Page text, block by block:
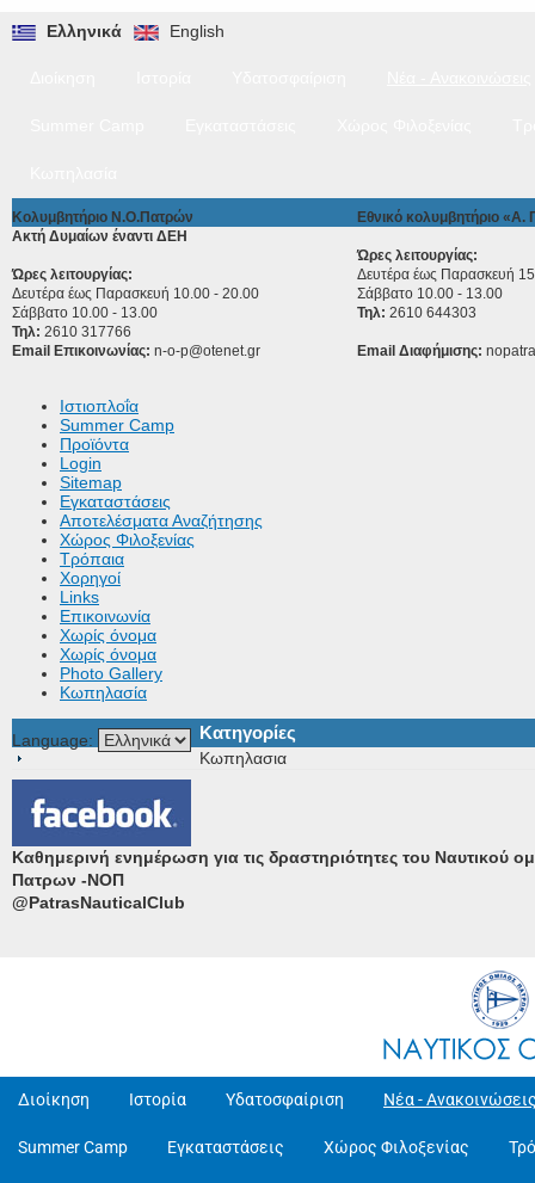
Ελληνικά English
Κολυμβητήριο Ν.Ο.Πατρών
Ακτή Δυμαίων έναντι ΔΕΗ
Ώρες λειτουργίας:
Δευτέρα έως Παρασκευή 10.00 - 20.00
Σάββατο 10.00 - 13.00
Τηλ: 2610 317766
Email Επικοινωνίας: n-o-p@otenet.gr
Εθνικό κολυμβητήριο «Α.
Ώρες λειτουργίας:
Δευτέρα έως Παρασκευή
Σάββατο 10.00 - 13.00
Τηλ: 2610 644303
Email Διαφήμισης:
Ιστιοπλοΐα
Summer Camp
Προϊόντα
Login
Sitemap
Εγκαταστάσεις
Αποτελέσματα Αναζήτησης
Χώρος Φιλοξενίας
Τρόπαια
Χορηγοί
Links
Επικοινωνία
Χωρίς όνομα
Χωρίς όνομα
Photo Gallery
Κωπηλασία
Language: Κατηγορίες
Κωπηλασια
Καθημερινή ενημέρωση για τις δραστηριότητες του
Πατρων -ΝΟΠ
@PatrasNauticalClub
Διοίκηση Ιστορία Υδατοσφαίριση Νέα -
Summer Camp Εγκαταστάσεις Χώρος Φιλοξενίας